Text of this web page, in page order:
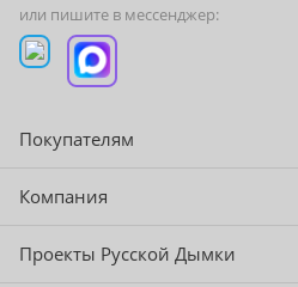
или пишите в мессенджер:
Покупателям
Компания
Проекты Русской Дымки